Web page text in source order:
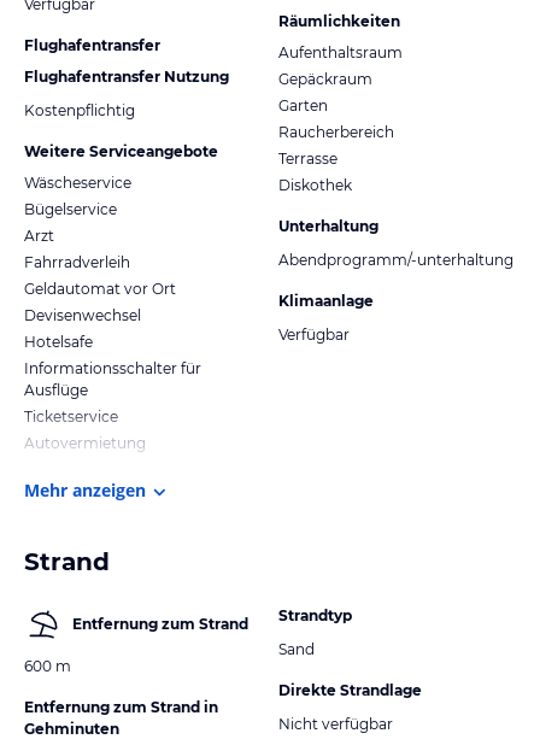
Verfügbar
Flughafentransfer
Flughafentransfer Nutzung
Kostenpflichtig
Weitere Serviceangebote
Wäscheservice
Bügelservice
Arzt
Fahrradverleih
Geldautomat vor Ort
Devisenwechsel
Hotelsafe
Informationsschalter für
Ausflüge
Ticketservice
Autovermietung
Räumlichkeiten
Aufenthaltsraum
Gepäckraum
Garten
Raucherbereich
Terrasse
Diskothek
Unterhaltung
Abendprogramm/-unterhaltung
Klimaanlage
Verfügbar
Mehr anzeigen
Strand
Entfernung zum Strand
600 m
Entfernung zum Strand in
Gehminuten
Strandtyp
Sand
Direkte Strandlage
Nicht verfügbar